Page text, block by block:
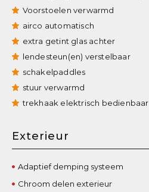
Voorstoelen verwarmd
airco automatisch
extra getint glas achter
lendesteun(en) verstelbaar
schakelpaddles
stuur verwarmd
trekhaak elektrisch bedienbaar
Exterieur
Adaptief demping systeem
Chroom delen exterieur